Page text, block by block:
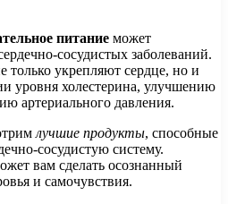
питание может
сосудистых заболеваний.
укрепляют сердце, но и
уровня холестерина, улучшению
артериального давления.
лучшие продукты, способные
сосудистую систему.
вам сделать осознанный
и самочувствия.